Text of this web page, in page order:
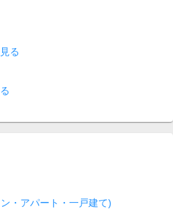
る
・アパート・一戸建て)